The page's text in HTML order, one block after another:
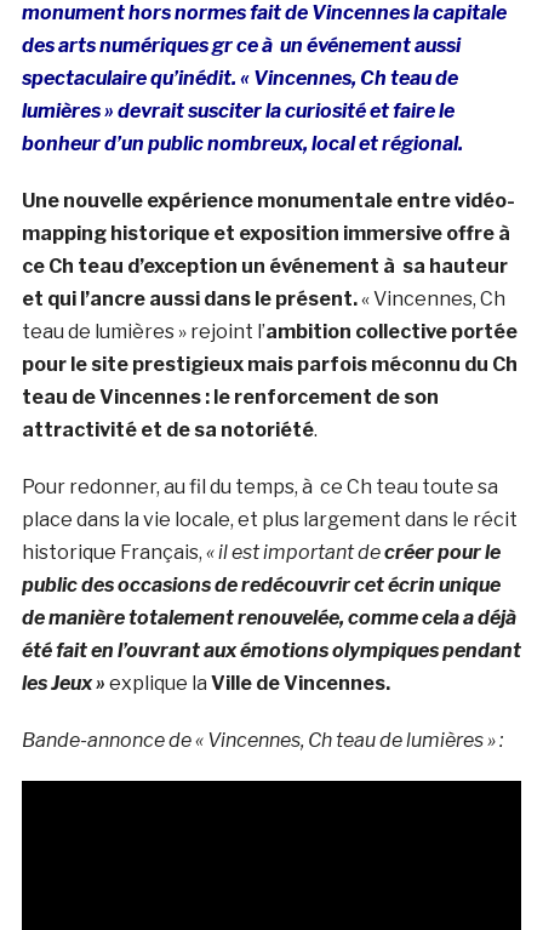
monument hors normes fait de Vincennes la capitale
des arts numériques gr ce à un événement aussi
spectaculairequ’inédit. « Vincennes, Ch teau de
lumières » devrait susciter la curiosité et faire le
bonheur d’un public nombreux, local et régional.
Une nouvelle expérience monumentale entre vidéo-
mapping historique et exposition immersive offre à
ce Ch teau d’exception un événement à sa hauteur
et qui l’ancre aussi dans le présent.« Vincennes, Ch
teau de lumières » rejoint l’ambition collective portée
pour le site prestigieux mais parfois méconnu du Ch
teau de Vincennes : le renforcement de son
attractivité et de sa notoriété.
Pour redonner, au fil du temps, à ce Ch teau toute sa
place dans la vie locale, et plus largement dans le récit
historique Français, « il est important decréer pour le
public des occasions de redécouvrir cet écrin unique
de manière totalement renouvelée, comme cela a déjà
été fait en l’ouvrant aux émotions olympiques pendant
les Jeux » explique la Ville de Vincennes.
Bande-annonce de « Vincennes, Ch teau de lumières » :